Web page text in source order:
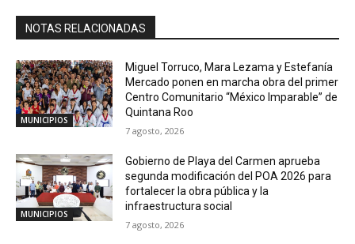
NOTAS RELACIONADAS
MUNICIPIOS
Miguel Torruco, Mara Lezama y Estefanía
Mercado ponen en marcha obra del primer
Centro Comunitario “México Imparable” de
Quintana Roo
7 agosto, 2026
MUNICIPIOS
Gobierno de Playa del Carmen aprueba
segunda modificación del POA 2026 para
fortalecer la obra pública y la
infraestructura social
7 agosto, 2026